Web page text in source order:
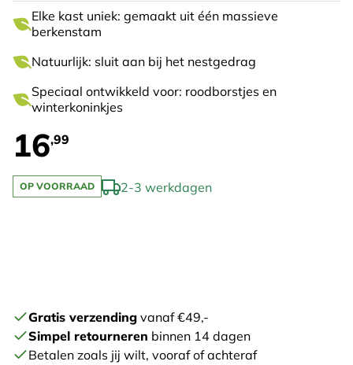
Elke kast uniek: gemaakt uit één massieve
berkenstam
Natuurlijk: sluit aan bij het nestgedrag
Speciaal ontwikkeld voor: roodborstjes en
winterkoninkjes
16,99
OP VOORRAAD 2-3 werkdagen
Gratis verzending vanaf €49,-
Simpel retourneren binnen 14 dagen
Betalen zoals jij wilt, vooraf of achteraf